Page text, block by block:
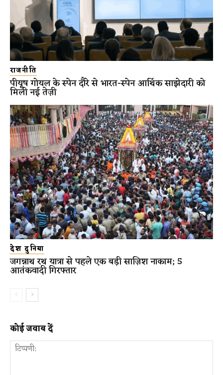
राजनीति
पीयूष गोयल के स्पेन दौरे से भारत-स्पेन आर्थिक साझेदारी को
मिली नई तेज़ी
देश दुनिया
जगन्नाथ रथ यात्रा से पहले एक बड़ी साज़िश नाकाम; 5
आतंकवादी गिरफ्तार
कोई जवाब दें